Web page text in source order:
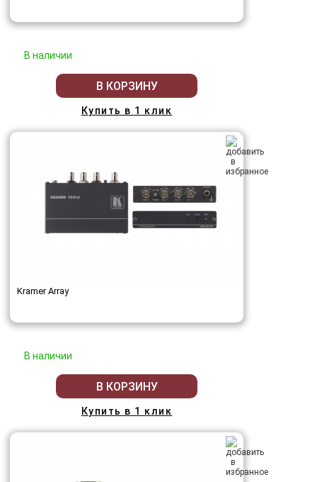
В наличии
В КОРЗИНУ
Купить в 1 клик
Kramer Array
В наличии
В КОРЗИНУ
Купить в 1 клик